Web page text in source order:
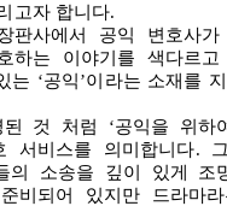
고자 합니다.
판사에서 공익
변호사가
하는 이야기를
색다르고
는 ‘공익’이라는 소재를
것 처럼 ‘공익을
위하
서비스를 의미합니다.
의 소송을 깊이 있게
조
준비되어 있지만
드라마